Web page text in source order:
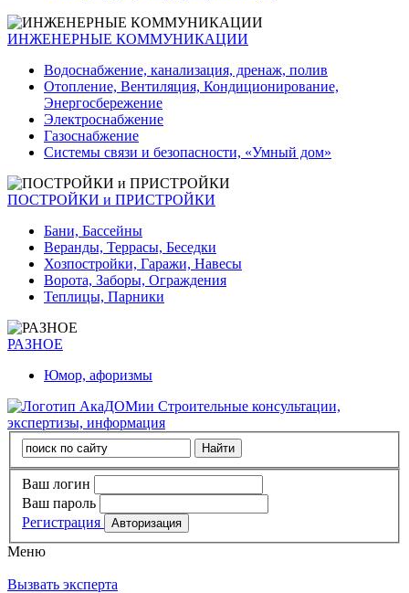
ИНЖЕНЕРНЫЕ КОММУНИКАЦИИ
Водоснабжение, канализация, дренаж, полив
Отопление, Вентиляция, Кондиционирование,
Энергосбережение
Электроснабжение
Газоснабжение
Системы связи и безопасности, «Умный дом»
ПОСТРОЙКИ и ПРИСТРОЙКИ
Бани, Бассейны
Веранды, Террасы, Беседки
Хозпостройки, Гаражи, Навесы
Ворота, Заборы, Ограждения
Теплицы, Парники
РАЗНОЕ
Юмор, афоризмы
Строительные консультации,
экспертизы, информация
Ваш логин
Ваш пароль
Регистрация
Меню
Вызвать эксперта